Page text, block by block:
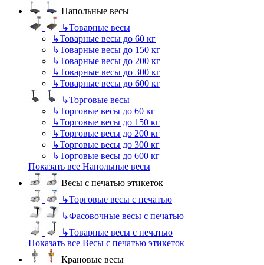
Напольные весы
↳Товарные весы
↳Товарные весы до 60 кг
↳Товарные весы до 150 кг
↳Товарные весы до 200 кг
↳Товарные весы до 300 кг
↳Товарные весы до 600 кг
↳Торговые весы
↳Торговые весы до 60 кг
↳Торговые весы до 150 кг
↳Торговые весы до 200 кг
↳Торговые весы до 300 кг
↳Торговые весы до 600 кг
Показать все Напольные весы
Весы с печатью этикеток
↳Торговые весы с печатью
↳Фасовочные весы с печатью
↳Товарные весы с печатью
Показать все Весы с печатью этикеток
Крановые весы